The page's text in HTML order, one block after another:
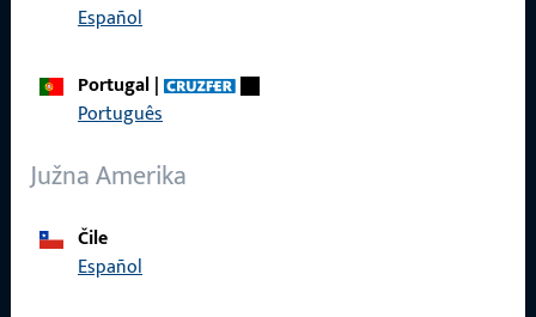
Español
Portugal|
Português
Južna Amerika
Čile
Español
Reference